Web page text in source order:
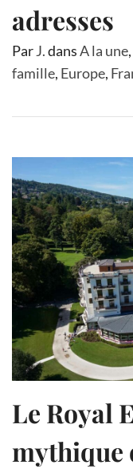
adresses
ParJ.dansA la une,
famille, Europe,
Le Royal
mythique